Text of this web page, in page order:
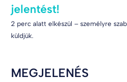
jelentést!
2 perc alatt elkészül – személyre
küldjük.
MEGJELENÉS